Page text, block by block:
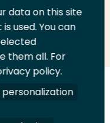
data on this site
used. You can
them all. For
policy.